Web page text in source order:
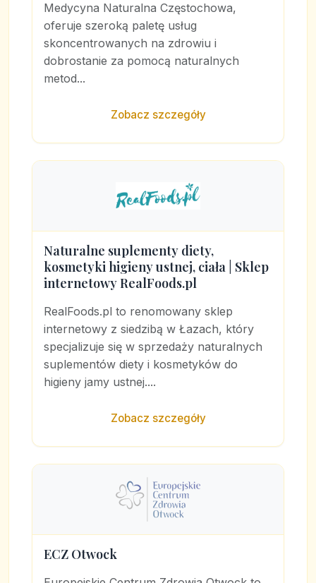
Medycyna Naturalna Częstochowa,
oferuje szeroką paletę usług
skoncentrowanych na zdrowiu i
dobrostanie za pomocą naturalnych
metod...
Zobacz szczegóły
Naturalne suplementy diety,
kosmetyki higieny ustnej, ciała | Sklep
internetowy RealFoods.pl
RealFoods.pl to renomowany sklep
internetowy z siedzibą w Łazach, który
specjalizuje się w sprzedaży naturalnych
suplementów diety i kosmetyków do
higieny jamy ustnej....
Zobacz szczegóły
ECZ Otwock